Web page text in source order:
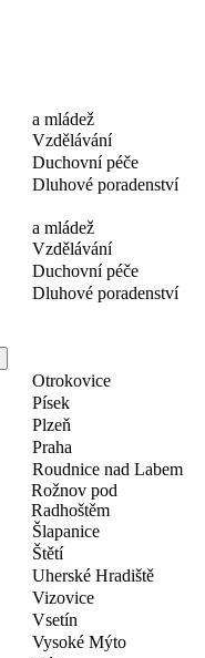
a mládež
Vzdělávání
Duchovní péče
Dluhové poradenství
a mládež
Vzdělávání
Duchovní péče
Dluhové poradenství
Otrokovice
Písek
Plzeň
Praha
Roudnice nad Labem
Rožnov pod
Radhoštěm
Šlapanice
Štětí
Uherské Hradiště
Vizovice
Vsetín
Vysoké Mýto